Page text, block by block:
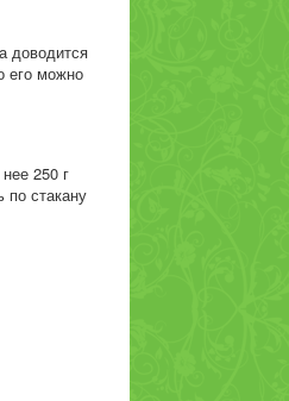
доводится
его можно
250 г
по стакану